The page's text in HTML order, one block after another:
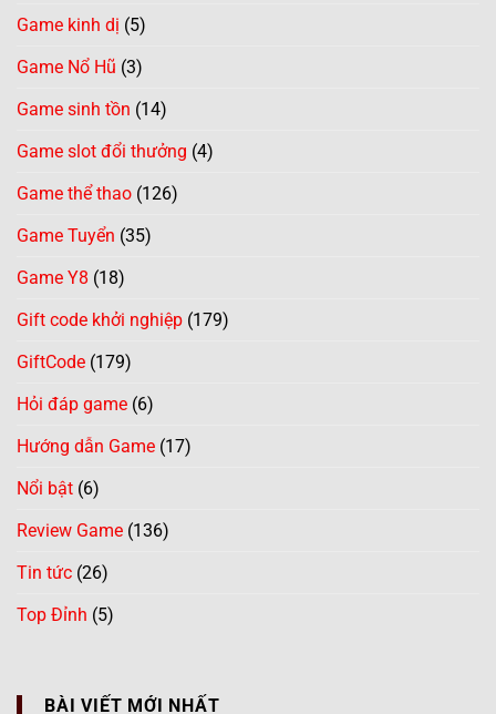
Game kinh dị (5)
Game Nổ Hũ (3)
Game sinh tồn (14)
Game slot đổi thưởng (4)
Game thể thao (126)
Game Tuyển (35)
Game Y8 (18)
Gift code khởi nghiệp (179)
GiftCode (179)
Hỏi đáp game (6)
Hướng dẫn Game (17)
Nổi bật (6)
Review Game (136)
Tin tức (26)
Top Đỉnh (5)
BÀI VIẾT MỚI NHẤT